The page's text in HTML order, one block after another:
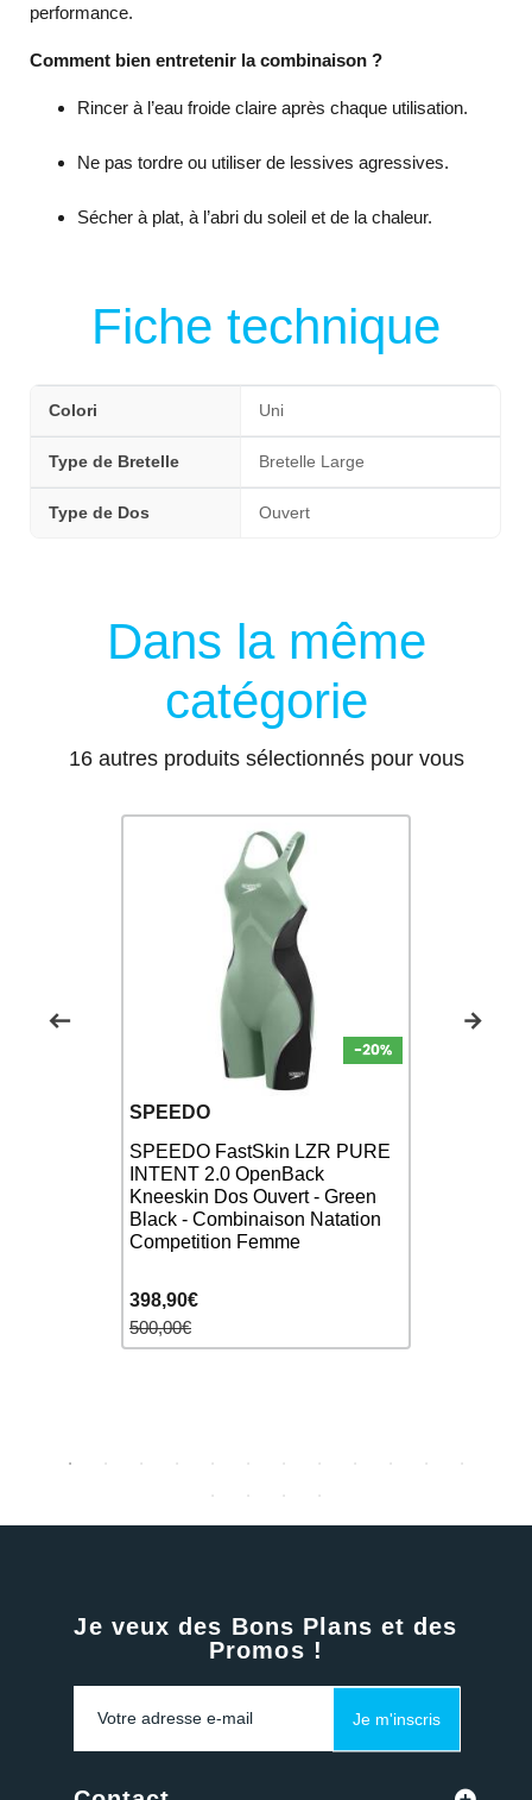
performance.
Comment bien entretenir la combinaison ?
Rincer à l’eau froide claire après chaque utilisation.
Ne pas tordre ou utiliser de lessives agressives.
Sécher à plat, à l’abri du soleil et de la chaleur.
Fiche technique
Colori Uni
Type de Bretelle Bretelle Large
Type de Dos Ouvert
Dans la même
catégorie
16 autres produits sélectionnés pour vous
SPEEDO
SPEEDO FastSkin LZR PURE
INTENT 2.0 OpenBack
Kneeskin Dos Ouvert - Green
Black - Combinaison Natation
Competition Femme
398,90€
500,00€
Je veux des Bons Plans et des
Promos !
Je m'inscris